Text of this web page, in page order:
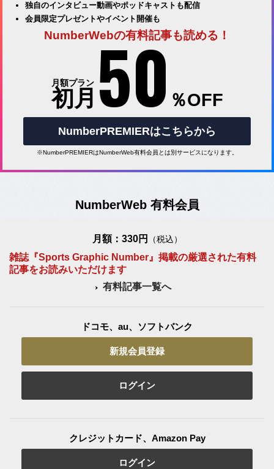
独自のインタビュー動画やポッドキャストも配信
会員限定プレゼントやイベント開催も
NumberWebの有料記事も読める！
月額プラン
初月 50 ％OFF
NumberPREMIERはこちらから
※NumberPREMIERはNumberWeb有料会員とは別サービスになります。
NumberWeb 有料会員
月額：330円 （税込）
雑誌『Sports Graphic Number』掲載の厳選された有料
記事をお読みいただけます
有料記事一覧へ
ドコモ、au、ソフトバンク
新規会員登録
ログイン
クレジットカード、Amazon Pay
ログイン